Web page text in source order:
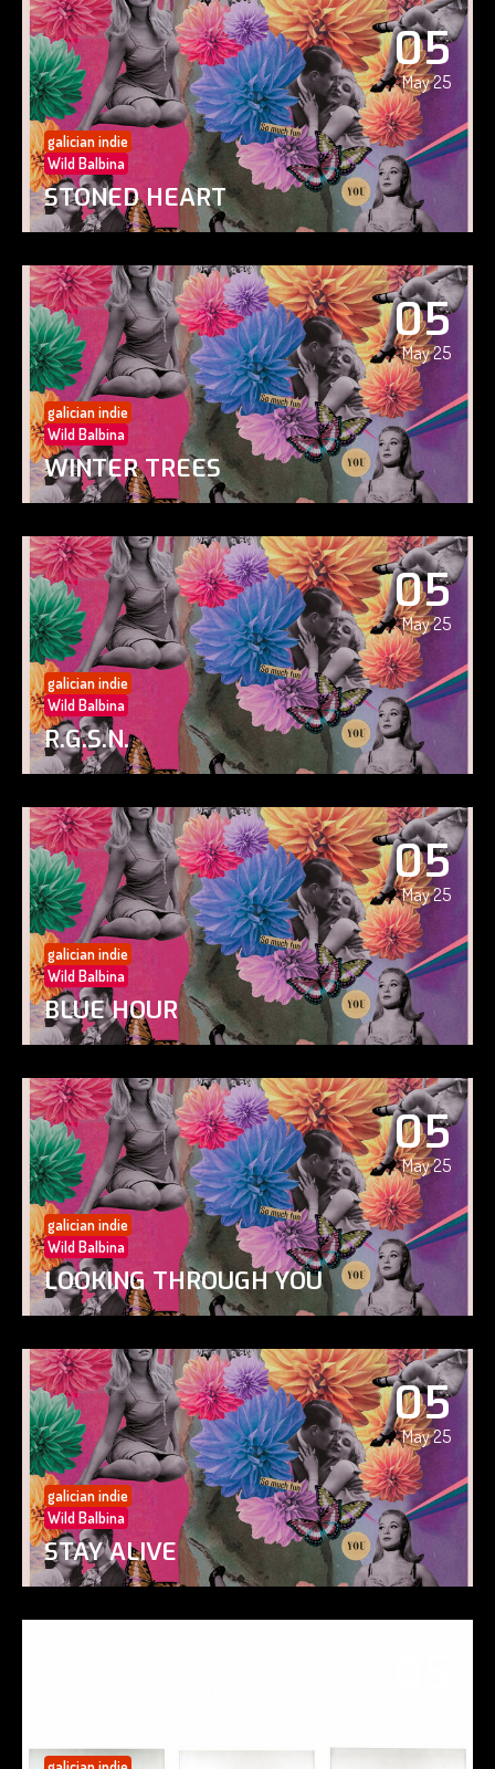
05
May 25
galician indie
Wild Balbina
STONED HEART
05
May 25
galician indie
Wild Balbina
WINTER TREES
05
May 25
galician indie
Wild Balbina
R.G.S.N.
05
May 25
galician indie
Wild Balbina
BLUE HOUR
05
May 25
galician indie
Wild Balbina
LOOKING THROUGH YOU
05
May 25
galician indie
Wild Balbina
STAY ALIVE